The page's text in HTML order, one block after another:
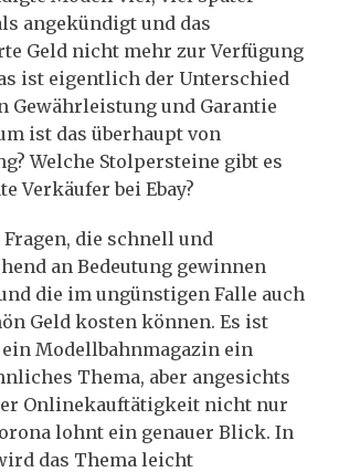
angekündigt und das
Geld nicht mehr zur Verfügung
ist eigentlich der Unterschied
Gewährleistung und Garantie
ist das überhaupt von
Welche Stolpersteine gibt es
Verkäufer bei Ebay?
Fragen, die schnell und
an Bedeutung gewinnen
die im ungünstigen Falle auch
Geld kosten können. Es ist
Modellbahnmagazin ein
Thema, aber angesichts
Onlinekauftätigkeit nicht nur
lohnt ein genauer Blick. In
das Thema leicht